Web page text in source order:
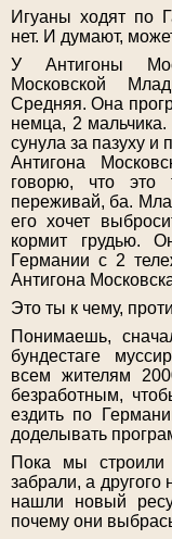
Игуаны ходят по
нет. И думают,
У Антигоны
Московской
Средняя. Она
немца, 2
сунула за пазуху
Антигона
говорю, что это
переживай, ба.
его хочет
кормит грудью.
Германии с 2
Антигона
Это ты к чему,
Понимаешь,
бундестаге
всем жителям
безработным,
ездить по
доделывать
Пока мы строили
забрали, а другого
нашли новый
почему они